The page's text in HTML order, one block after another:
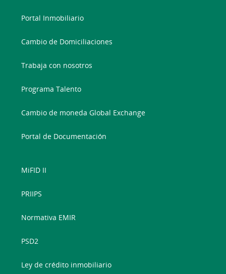
Portal Inmobiliario
Cambio de Domiciliaciones
Trabaja con nosotros
Programa Talento
Cambio de moneda Global Exchange
Portal de Documentación
MiFID II
PRIIPS
Normativa EMIR
PSD2
Ley de crédito inmobiliario